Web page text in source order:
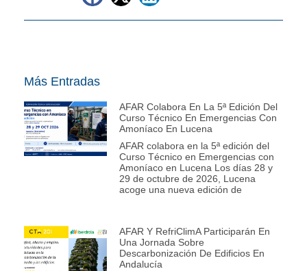
Más Entradas
AFAR Colabora En La 5ª Edición Del
Curso Técnico En Emergencias Con
Amoníaco En Lucena
AFAR colabora en la 5ª edición del
Curso Técnico en Emergencias con
Amoníaco en Lucena Los días 28 y
29 de octubre de 2026, Lucena
acoge una nueva edición de
AFAR Y RefriClimA Participarán En
Una Jornada Sobre
Descarbonización De Edificios En
Andalucía